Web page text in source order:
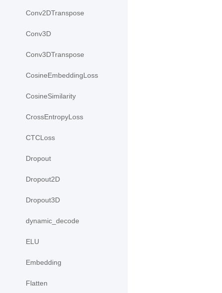
Conv2DTranspose
Conv3D
Conv3DTranspose
CosineEmbeddingLoss
CosineSimilarity
CrossEntropyLoss
CTCLoss
Dropout
Dropout2D
Dropout3D
dynamic_decode
ELU
Embedding
Flatten